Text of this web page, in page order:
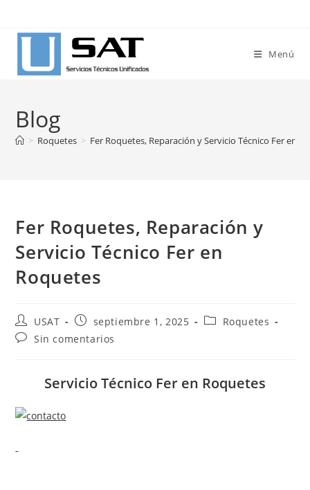
contenido
Menú
Blog
> Roquetes > Fer Roquetes, Reparación y Servicio Técnico Fer en
Fer Roquetes, Reparación y
Servicio Técnico Fer en
Roquetes
Autor
de
la
USAT
Publicación
de
la
septiembre 1, 2025
Categoría
Roquetes
Comentarios
entrada:
Sin comentarios
Servicio Técnico Fer en Roquetes